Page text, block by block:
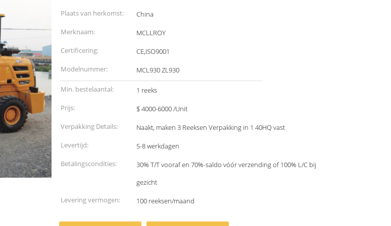
Plaats van herkomst:
China
Merknaam:
MCLLROY
Certificering:
CE,ISO9001
Modelnummer:
MCL930 ZL930
Min. bestelaantal:
1 reeks
Prijs:
$ 4000-6000 /Unit
Verpakking Details:
Naakt, maken 3 Reeksen Verpakking in 1 40HQ vast
Levertijd:
5-8 werkdagen
Betalingscondities:
30% T/T vooraf en 70%-saldo vóór verzending of 100% L/C bij
gezicht
Levering vermogen:
100 reeksen/maand